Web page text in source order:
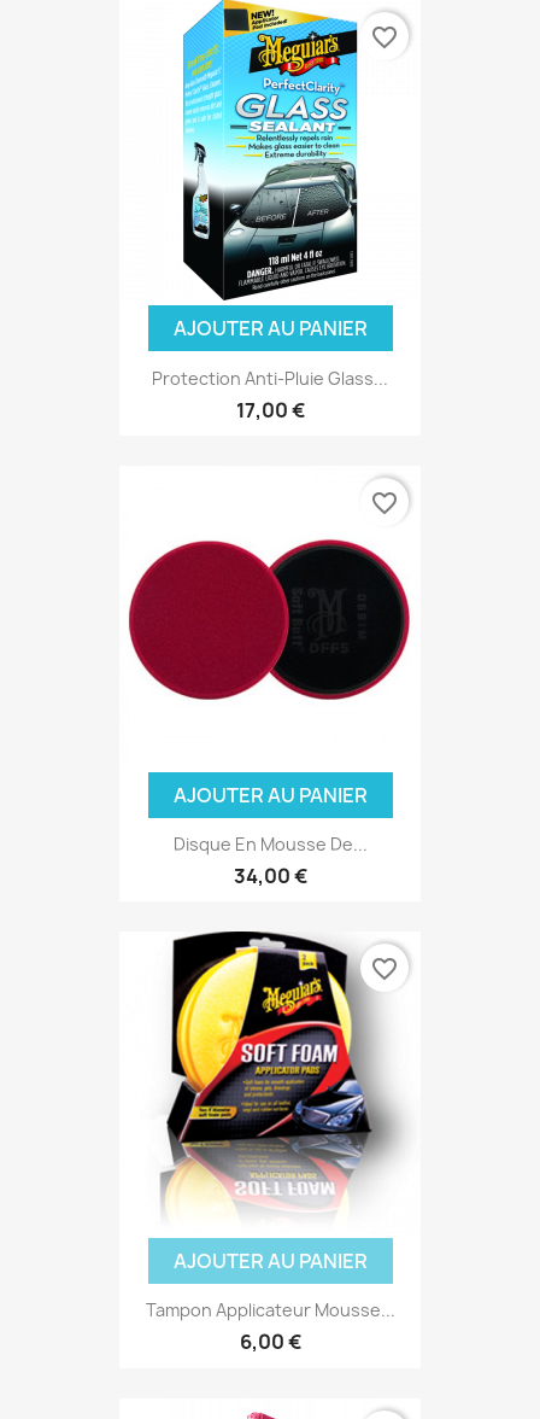
AJOUTER AU PANIER
Protection Anti-Pluie Glass...
17,00 €
favorite_border
AJOUTER AU PANIER
Disque En Mousse De...
34,00 €
favorite_border
AJOUTER AU PANIER
Tampon Applicateur Mousse...
6,00 €
favorite_border